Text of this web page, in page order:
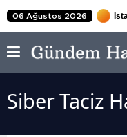
06 Ağustos 2026
Siber Taciz